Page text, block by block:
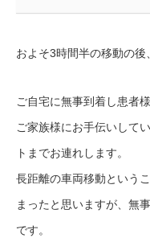
およそ3時間半の移動の後
ご自宅に無事到着し患者
ご家族様にお手伝いして
トまでお連れします。
長距離の車両移動という
まったと思いますが、無
です。